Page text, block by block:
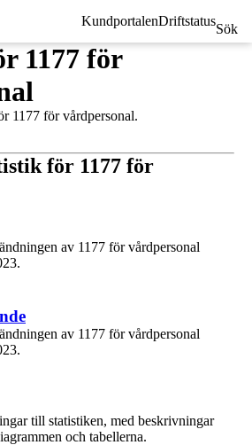
KundportalenDriftstatus
Sök
1177 för
1177 för vårdpersonal.
för 1177 för
av 1177 för vårdpersonal
av 1177 för vårdpersonal
till statistiken, med beskrivningar
och tabellerna.